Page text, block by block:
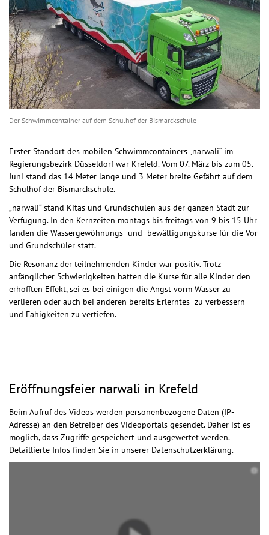
Der Schwimmcontainer auf dem Schulhof der Bismarckschule
Erster Standort des mobilen Schwimmcontainers „narwali“ im
Regierungsbezirk Düsseldorf war Krefeld. Vom 07. März bis zum 05.
Juni stand das 14 Meter lange und 3 Meter breite Gefährt auf dem
Schulhof der Bismarckschule.
„narwali“ stand Kitas und Grundschulen aus der ganzen Stadt zur
Verfügung. In den Kernzeiten montags bis freitags von 9 bis 15 Uhr
fanden die Wassergewöhnungs- und -bewältigungskurse für die Vor-
und Grundschüler statt.
Die Resonanz der teilnehmenden Kinder war positiv. Trotz
anfänglicher Schwierigkeiten hatten die Kurse für alle Kinder den
erhofften Effekt, sei es bei einigen die Angst vorm Wasser zu
verlieren oder auch bei anderen bereits Erlerntes zu verbessern
und Fähigkeiten zu vertiefen.
Eröffnungsfeier narwali in Krefeld
Beim Aufruf des Videos werden personenbezogene Daten (IP-
Adresse) an den Betreiber des Videoportals gesendet. Daher ist es
möglich, dass Zugriffe gespeichert und ausgewertet werden.
Detaillierte Infos finden Sie in unserer Datenschutzerklärung.